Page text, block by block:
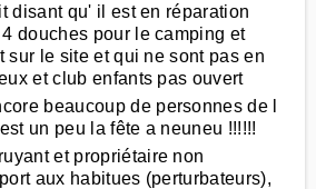
disant qu' il est en réparation
douches pour le camping et
sur le site et qui ne sont pas en
et club enfants pas ouvert
beaucoup de personnes de l
un peu la fête a neuneu !!!!!!
et propriétaire non
aux habitues (perturbateurs),